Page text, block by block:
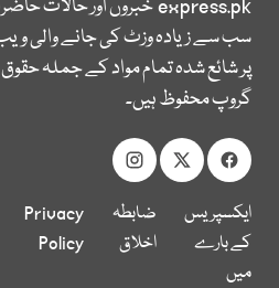
express.pkخبروں اور حالات
سب سے زیادہ وزٹ کی جانے والی
پر شائع شدہ تمام مواد کے جملہ
گروپ محفوظ ہیں۔
ایکسپریس
کے بارے
میں
ضابطہ
اخلاق
Privacy
Policy